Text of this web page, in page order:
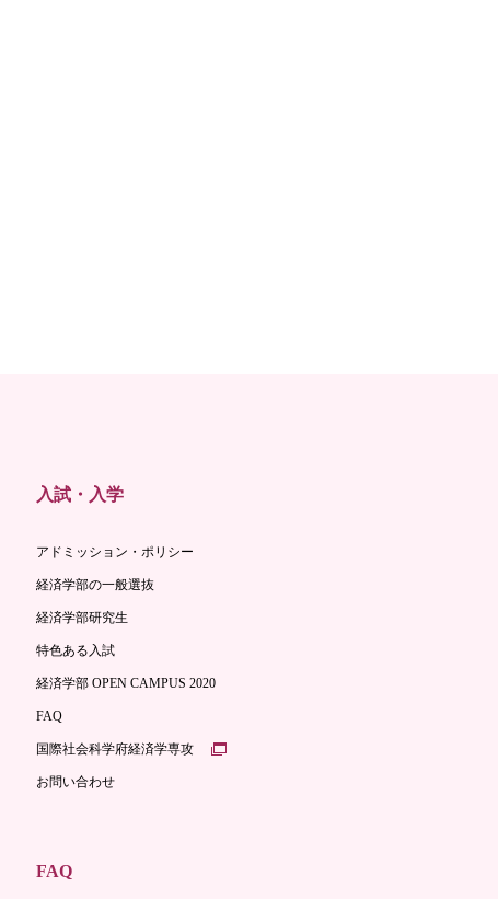
入試・入学
アドミッション・ポリシー
経済学部の一般選抜
経済学部研究生
特色ある入試
経済学部 OPEN CAMPUS 2020
FAQ
国際社会科学府経済学専攻
お問い合わせ
FAQ